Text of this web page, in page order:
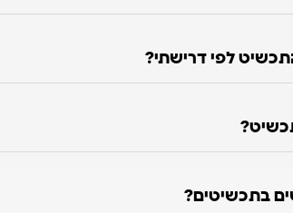
לפי דרישתי?
בתכשיטים?